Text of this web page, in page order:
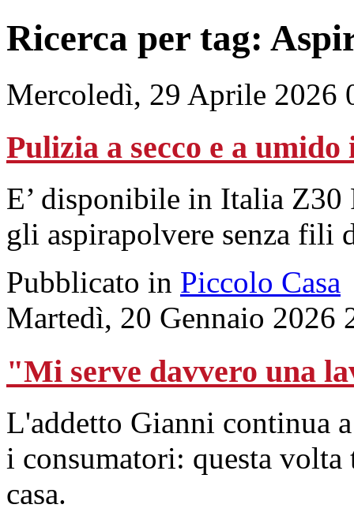
Ricerca per tag:
Mercoledì, 29 Aprile 2026
Pulizia a secco e a umido
E’ disponibile in Italia
gli aspirapolvere senza fili
Pubblicato in Piccolo Casa
Martedì, 20 Gennaio 2026
"Mi serve davvero una
L'addetto Gianni continua
i consumatori: questa
casa.